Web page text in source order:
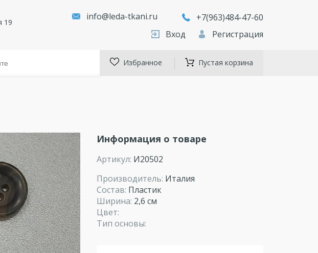
19
info@leda-tkani.ru
+7(963)484-47-60
Вход
Регистрация
Избранное Пустая корзина
Информация о товаре
Артикул: И20502
Производитель: Италия
Состав: Пластик
Ширина: 2,6 см
Цвет:
Тип основы: